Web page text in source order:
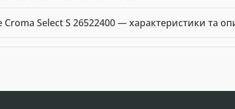
Select S 26522400 — характеристики та
душ. Виробник: Hansgrohe. Ціна: 13915.00 грн.